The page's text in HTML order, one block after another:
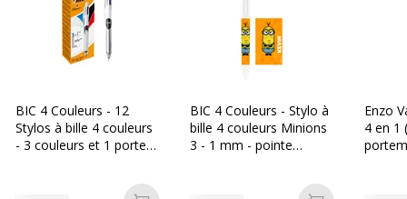
Caractéristiques techniques
Caractéristiques techniques
Clip poche
Couleur d'écriture Bleu, Noir, Rouge
BIC 4 Couleurs - 12
Stylos à bille 4 couleurs
- 3 couleurs et 1 porte-
BIC 4 Couleurs - Stylo à
bille 4 couleurs Minions
3 - 1 mm - pointe
Enzo
4 en 1